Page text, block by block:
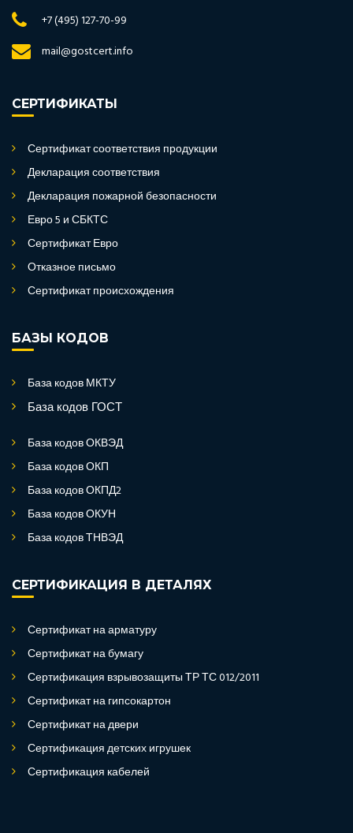
+7 (495) 127-70-99
mail@gostcert.info
СЕРТИФИКАТЫ
Сертификат соответствия продукции
Декларация соответствия
Декларация пожарной безопасности
Евро 5 и СБКТС
Сертификат Евро
Отказное письмо
Сертификат происхождения
БАЗЫ КОДОВ
База кодов МКТУ
База кодов ГОСТ
База кодов ОКВЭД
База кодов ОКП
База кодов ОКПД2
База кодов ОКУН
База кодов ТНВЭД
СЕРТИФИКАЦИЯ В ДЕТАЛЯХ
Сертификат на арматуру
Сертификат на бумагу
Сертификация взрывозащиты ТР ТС 012/2011
Сертификат на гипсокартон
Сертификат на двери
Сертификация детских игрушек
Сертификация кабелей